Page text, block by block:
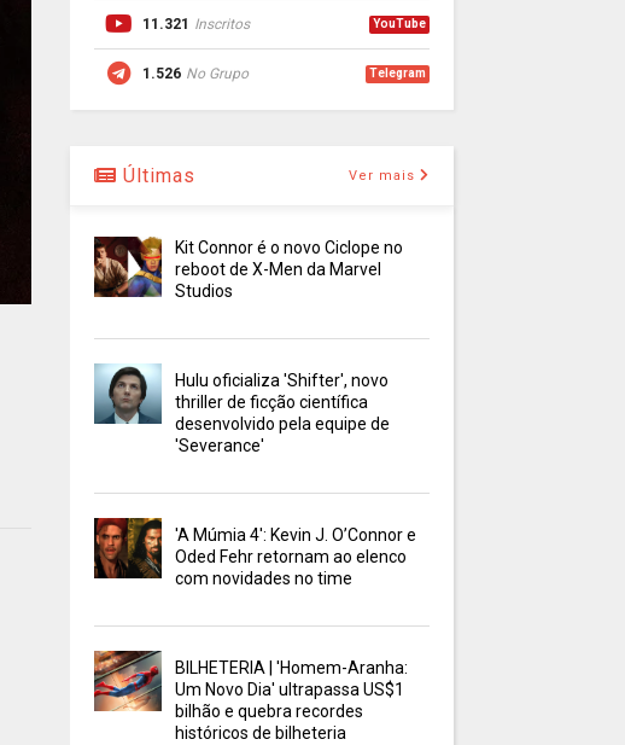
11.321 Inscritos YouTube
1.526 No Grupo Telegram
Últimas Ver mais
Kit Connor é o novo Ciclope no
reboot de X-Men da Marvel
Studios
Hulu oficializa 'Shifter', novo
thriller de ficção científica
desenvolvido pela equipe de
'Severance'
'A Múmia 4': Kevin J. O’Connor e
Oded Fehr retornam ao elenco
com novidades no time
BILHETERIA | 'Homem-Aranha:
Um Novo Dia' ultrapassa US$1
bilhão e quebra recordes
históricos de bilheteria